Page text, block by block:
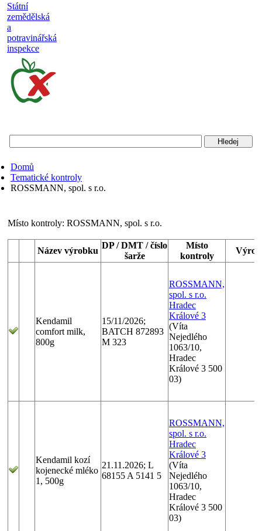
Státní
zemědělská
a
potravinářská
inspekce
potravinářská
inspekce
Domů
Tematické kontroly
ROSSMANN, spol. s r.o.
Místo kontroly: ROSSMANN, spol. s r.o.
Název výrobku
DP / DMT / číslo
šarže
Místo
kontroly
Kendamil
comfort milk,
800g
15/11/2026;
BATCH 872893
M 323
ROSSMANN,
spol. s r.o.
Hradec
Králové 3
(Víta
Nejedlého
1063/10,
Hradec
Králové 3 500
03)
Kendamil kozí
kojenecké mléko
1, 500g
21.11.2026; L
68155 A 5141 5
ROSSMANN,
spol. s r.o.
Hradec
Králové 3
(Víta
Nejedlého
1063/10,
Hradec
Králové 3 500
03)